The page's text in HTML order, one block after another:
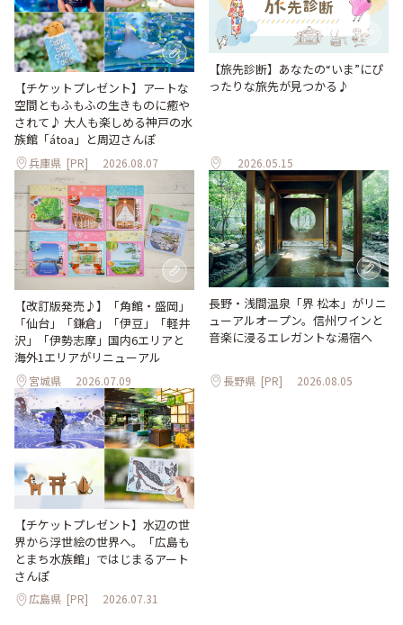
【チケットプレゼント】アートな
空間ともふもふの生きものに癒や
されて♪ 大人も楽しめる神戸の水
族館「átoa」と周辺さんぽ
兵庫県 [PR] 2026.08.07
【旅先診断】あなたの“いま”にぴ
ったりな旅先が見つかる♪
2026.05.15
【改訂版発売♪】「角館・盛岡」
「仙台」「鎌倉」「伊豆」「軽井
沢」「伊勢志摩」国内6エリアと
海外1エリアがリニューアル
宮城県 2026.07.09
長野・浅間温泉「界 松本」がリニ
ューアルオープン。信州ワインと
音楽に浸るエレガントな湯宿へ
長野県 [PR] 2026.08.05
【チケットプレゼント】水辺の世
界から浮世絵の世界へ。「広島も
とまち水族館」ではじまるアート
さんぽ
広島県 [PR] 2026.07.31